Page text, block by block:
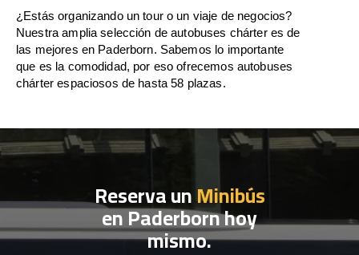
¿Estás organizando un tour o un viaje de negocios?
Nuestra amplia selección de autobuses chárter es de
las mejores en Paderborn. Sabemos lo importante
que es la comodidad, por eso ofrecemos autobuses
chárter espaciosos de hasta 58 plazas.
Reserva unMinibús
en Paderborn hoy
mismo.